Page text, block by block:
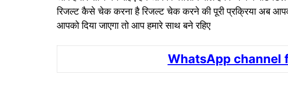
रिजल्ट कैसे चेक करना है रिजल्ट चेक करने की पूरी प्रक्रिया अब
आपको दिया जाएगा तो आप हमारे साथ बने रहिए
WhatsApp channel